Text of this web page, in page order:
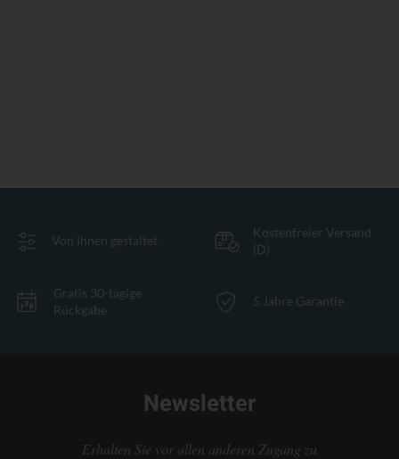
Von Ihnen gestaltet
Kostenfreier Versand
(D)
Gratis 30-tägige
Rückgabe
5 Jahre Garantie
Newsletter
Erhalten Sie vor allen anderen Zugang zu